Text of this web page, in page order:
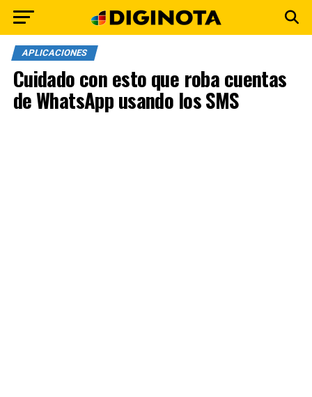
APLICACIONES
Cuidado con esto que roba cuentas
de WhatsApp usando los SMS